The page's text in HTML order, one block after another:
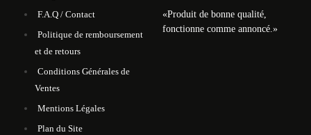
F.A.Q / Contact
Politique de remboursement
et de retours
Conditions Générales de
Ventes
Mentions Légales
Plan du Site
«Produit de bonne qualité,
fonctionne comme annoncé. »